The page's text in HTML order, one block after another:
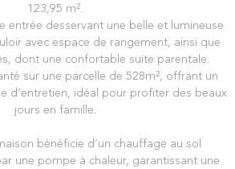
123,95 m².
entrée desservant une belle et lumineuse
avec espace de rangement, ainsi que
dont une confortable suite parentale.
sur une parcelle de 528m², offrant un
d’entretien, idéal pour profiter des beaux
jours en famille.
bénéficie d’un chauffage au sol
une pompe à chaleur, garantissant une